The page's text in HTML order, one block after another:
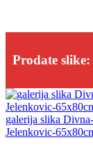
Prodate slike:
galerija slika Divna-
Jelenkovic-